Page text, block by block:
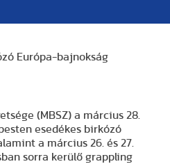
Európa-bajnokság
(MBSZ) a március 28.
esedékes birkózó
a március 26. és 27.
sorra kerülő grappling